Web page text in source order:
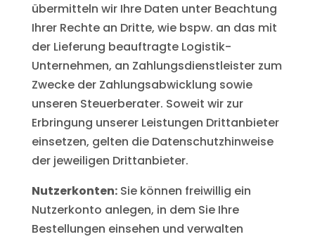
übermitteln wir Ihre Daten unter Beachtung
Ihrer Rechte an Dritte, wie bspw. an das mit
der Lieferung beauftragte Logistik-
Unternehmen, an Zahlungsdienstleister zum
Zwecke der Zahlungsabwicklung sowie
unseren Steuerberater. Soweit wir zur
Erbringung unserer Leistungen Drittanbieter
einsetzen, gelten die Datenschutzhinweise
der jeweiligen Drittanbieter.
Nutzerkonten:Sie können freiwillig ein
Nutzerkonto anlegen, in dem Sie Ihre
Bestellungen einsehen und verwalten